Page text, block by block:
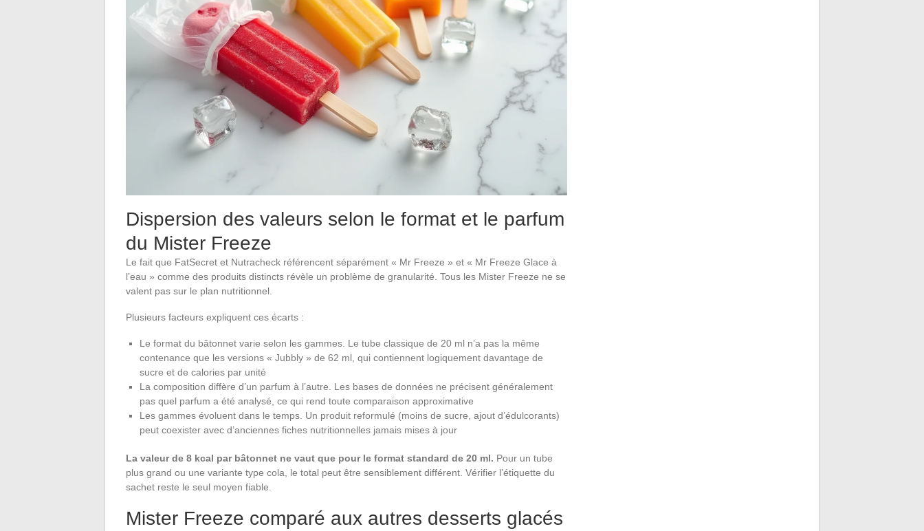
Dispersion des valeurs selon le format et le parfum
du Mister Freeze
Le fait que FatSecret et Nutracheck référencent séparément « Mr Freeze » et « Mr Freeze Glace à
l’eau » comme des produits distincts révèle un problème de granularité. Tous les Mister Freeze ne se
valent pas sur le plan nutritionnel.
Plusieurs facteurs expliquent ces écarts :
Le format du bâtonnet varie selon les gammes. Le tube classique de 20 ml n’a pas la même
contenance que les versions « Jubbly » de 62 ml, qui contiennent logiquement davantage de
sucre et de calories par unité
La composition diffère d’un parfum à l’autre. Les bases de données ne précisent généralement
pas quel parfum a été analysé, ce qui rend toute comparaison approximative
Les gammes évoluent dans le temps. Un produit reformulé (moins de sucre, ajout d’édulcorants)
peut coexister avec d’anciennes fiches nutritionnelles jamais mises à jour
La valeur de 8 kcal par bâtonnet ne vaut que pour le format standard de 20 ml. Pour un tube
plus grand ou une variante type cola, le total peut être sensiblement différent. Vérifier l’étiquette du
sachet reste le seul moyen fiable.
Mister Freeze comparé aux autres desserts glacés